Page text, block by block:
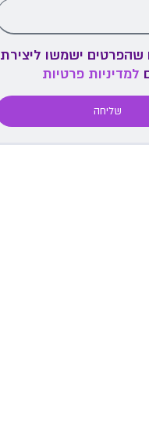
שהפרטים ישמשו ליצירת
למדיניות פרטיות
שליחה